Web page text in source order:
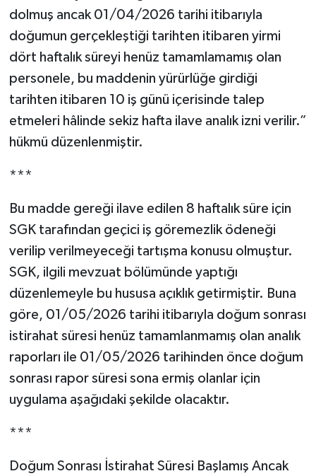
dolmuş ancak 01/04/2026 tarihi itibarıyla
doğumun gerçekleştiği tarihten itibaren yirmi
dört haftalık süreyi henüz tamamlamamış olan
personele, bu maddenin yürürlüğe girdiği
tarihten itibaren 10 iş günü içerisinde talep
etmeleri hâlinde sekiz hafta ilave analık izni verilir.”
hükmü düzenlenmiştir.
***
Bu madde gereği ilave edilen 8 haftalık süre için
SGK tarafından geçici iş göremezlik ödeneği
verilip verilmeyeceği tartışma konusu olmuştur.
SGK, ilgili mevzuat bölümünde yaptığı
düzenlemeyle bu hususa açıklık getirmiştir. Buna
göre, 01/05/2026 tarihi itibarıyla doğum sonrası
istirahat süresi henüz tamamlanmamış olan analık
raporları ile 01/05/2026 tarihinden önce doğum
sonrası rapor süresi sona ermiş olanlar için
uygulama aşağıdaki şekilde olacaktır.
***
Doğum Sonrası İstirahat Süresi Başlamış Ancak